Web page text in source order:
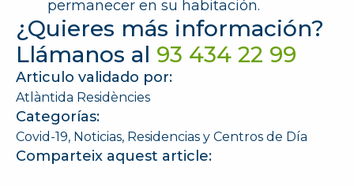
permanecer en su habitación.
¿Quieres más información?
Llámanos al 93 434 22 99
Articulo validado por:
Atlàntida Residències
Categorías:
Covid-19 Noticias Residencias y Centros de Día
Comparteix aquest article: